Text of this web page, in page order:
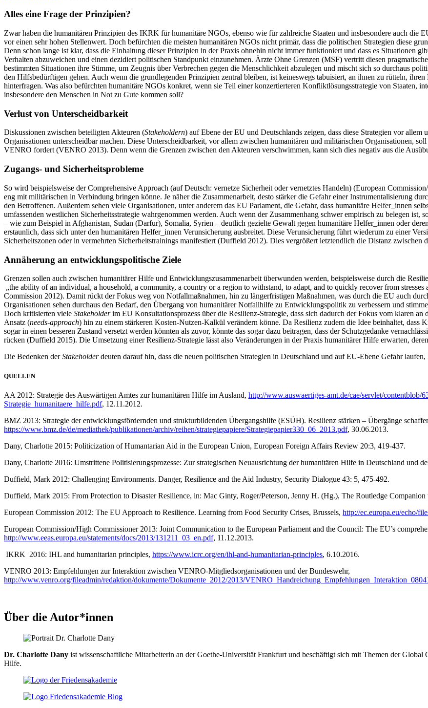
Alles eine Frage der Prinzipien?
Zwar haben die humanitären Prinzipien des IKRK für humanitäre NGOs, ebenso wie für zahlreiche Staaten und insbesondere auch
vor einen sehr hohen Stellenwert. Doch befürchten die meisten humanitären NGOs nicht primär, dass die politischen Strategien diese
Denn schon lange ist klar, dass die Einhaltung dieser Prinzipien in der Praxis ohnehin nicht immer funktioniert und dass es Situationen
Verhalten abzuweichen und einen dezidiert politischen Standpunkt einzunehmen. Ärzte Ohne Grenzen (MSF) vertritt diesen
bestimmten Situationen ihre Stimme, um Zeugnis über Verbrechen gegen die Menschlichkeit abzulegen und mischt sich so durchaus
den Hilfsbedürftigen gehen. Auch wenn die grundlegenden Prinzipien zentral bleiben, ist keineswegs tabuisiert, an ihnen zu rütteln,
hinterfragen. Was also befürchten humanitäre NGOs konkret, wenn sie Teil einer konzertierteren Konfliktlösungsstrategie von Staaten,
insbesondere den Menschen in Not zu Gute kommen soll?
Verlust von Unterscheidbarkeit
Diskussionen zwischen beteiligten Akteuren (Stakeholdern) auf Ebene der EU und Deutschlands zeigen, dass diese Strategien vor
Organisationen unterscheidbar machen. Diese Unterscheidbarkeit, vor allem zwischen humanitären und militärischen Organisationen,
VENRO fordert (VENRO 2013). Denn wenn die Grenzen zwischen den Akteuren verschwimmen, kann sich dies negativ aus die
Zugangs- und Sicherheitsprobleme
So wird beispielsweise der Comprehensive Approach (auf Deutsch: vernetze Sicherheit oder vernetztes Handeln) (European
eng mit militärischen in Verbindung bringen könne. Je näher die Zusammenarbeit, desto stärker die Gefahr einer Instrumentalisierung
den Betroffenen. Außerdem sehen viele Organisationen, unter anderem das EU Parlament, die Gefahr, dass humanitäre Helfer_innen
umfassenden westlichen Sicherheitsstrategie wahrgenommen werden. Auch wenn der Zusammenhang schwer empirisch zu belegen
– wie zum Beispiel in Afghanistan, Sudan (Darfur), Somalia, Syrien – deutlich gezielte Gewalt gegen humanitäre Helfer_innen oder
erstaunlich, dass sich unter den humanitären Helfer_innen Verunsicherung ausbreitet. Diese Verunsicherung führt wiederum zu einer
Sicherheitszonen oder in vermehrten Sicherheitstrainings manifestiert (Duffield 2012). Dies vergrößert letztendlich die Distanz zwischen
Annäherung an entwicklungspolitische Ziele
Grenzen sollen auch zwischen humanitärer Hilfe und Entwicklungszusammenarbeit überwunden werden, beispielsweise durch die
„the ability of an individual, a household, a community, a country or a region to withstand, to adapt, and to quickly recover from
Commission 2012). Damit rückt der Fokus weg von Notfallmaßnahmen, hin zu längerfristigen Maßnahmen, was durch die EU auch
Organisationen sehen durchaus den Bedarf, den Übergang von humanitärer Notfallhilfe zu Entwicklungspolitik zu verbessern und
Doch kritisierten viele Stakeholderim EU Konsultationsprozess über die Resilienz-Strategie, dass sich dadurch der Fokus vom klaren
Ansatz (needs-approach) hin zu einem stärkeren Kosten-Nutzen-Kalkül verändern könne. Da Resilienz zudem die Idee beinhaltet, dass
sogar in einen besseren Zustand versetzt werden könnten als zuvor, könnte das sogar dazu beitragen, dass der Schutzgedanke
rücken (Duffield 2015). Die Umsetzung einer Resilienz-Strategie lässt also Veränderungen in der Praxis humanitärer Hilfe erwarten,
Die Bedenken derStakeholderdeuten darauf hin, dass die neuen politischen Strategien in Deutschland und auf EU-Ebene Gefahr
QUELLEN
AA 2012: Strategie des Auswärtigen Amtes zur humanitären Hilfe im Ausland, http://www.auswaertiges-amt.de/cae/servlet/
Strategie_humanitaere_hilfe.pdf, 12.11.2012.
BMZ 2013: Strategie der entwicklungsfördernden und strukturbildenden Übergangshilfe (ESÜH). Resilienz stärken – Übergänge
https://www.bmz.de/de/mediathek/publikationen/archiv/reihen/strategiepapiere/Strategiepapier330_06_2013.pdf, 30.06.2013.
Dany, Charlotte 2015: Politicization of Humantarian Aid in the European Union, European Foreign Affairs Review 20:3, 419-437.
Dany, Charlotte 2016: Umstrittene Politisierungsprozesse: Zur strategischen Neuausrichtung der humanitären Hilfe in Deutschland
Duffield, Mark 2012: Challenging Environments. Danger, Resilience and the Aid Industry, Security Dialogue 43: 5, 475-492.
Duffield, Mark 2015: From Protection to Disaster Resilience, in: Mac Ginty, Roger/Peterson, Jenny H. (Hg.), The Routledge
European Commission 2012: The EU Approach to Resilience. Learning from Food Security Crises, Brussels, http://ec.europa.eu/echo/
European Commission/High Commissioner 2013: Joint Communication to the European Parliament and the Council: The EU’s
http://www.eeas.europa.eu/statements/docs/2013/131211_03_en.pdf, 11.12.2013.
IKRK 2016: IHL and humanitarian principles, https://www.icrc.org/en/ihl-and-humanitarian-principles, 6.10.2016.
VENRO 2013: Empfehlungen zur Interaktion zwischen VENRO-Mitgliedsorganisationen und der Bundeswehr,
http://www.venro.org/fileadmin/redaktion/dokumente/Dokumente_2012/2013/
Über die Autor*innen
Dr. Charlotte Dany ist wissenschaftliche Mitarbeiterin an der Goethe-Universität Frankfurt und beschäftigt sich mit Themen der
Hilfe.